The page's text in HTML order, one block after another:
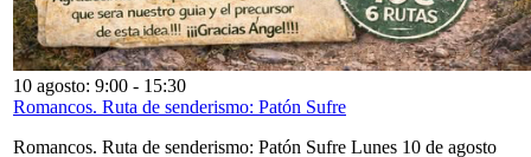
10 agosto: 9:00 - 15:30
Romancos. Ruta de senderismo: Patón Sufre
Romancos. Ruta de senderismo: Patón Sufre Lunes 10 de agosto